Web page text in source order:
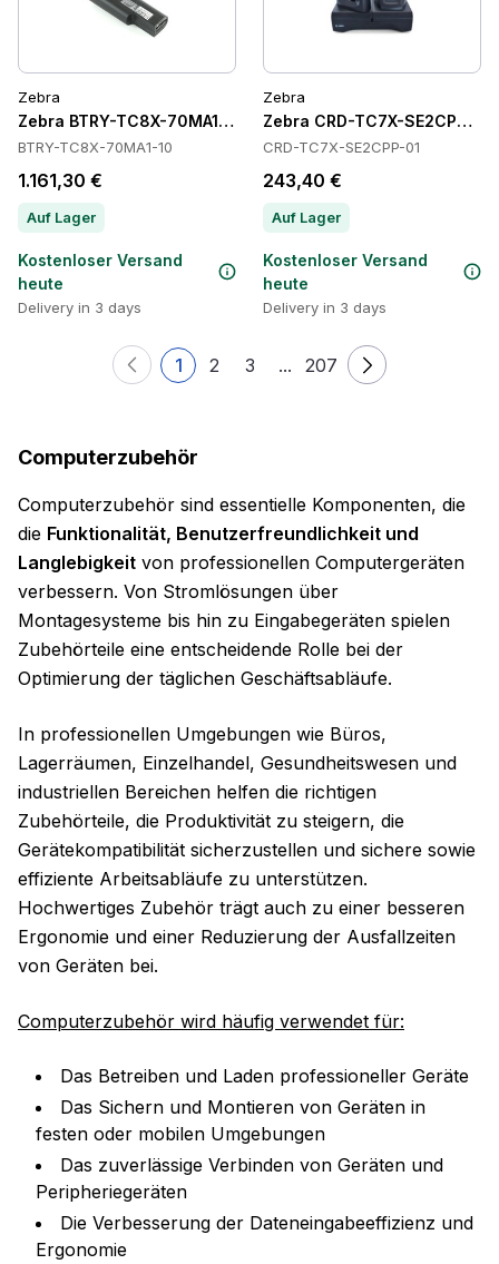
Zebra
Zebra BTRY-TC8X-70MA1-10 Batteries
BTRY-TC8X-70MA1-10
1.161,30 €
Auf Lager
Kostenloser Versand
heute
Delivery in 3 days
Zebra
Zebra CRD-TC7X-SE2CPP-
CRD-TC7X-SE2CPP-01
243,40 €
Auf Lager
Kostenloser Versand
heute
Delivery in 3 days
1 2 3 ... 207
Computerzubehör
Computerzubehör sind essentielle Komponenten, die
die Funktionalität, Benutzerfreundlichkeit und
Langlebigkeit von professionellen Computergeräten
verbessern. Von Stromlösungen über
Montagesysteme bis hin zu Eingabegeräten spielen
Zubehörteile eine entscheidende Rolle bei der
Optimierung der täglichen Geschäftsabläufe.
In professionellen Umgebungen wie Büros,
Lagerräumen, Einzelhandel, Gesundheitswesen und
industriellen Bereichen helfen die richtigen
Zubehörteile, die Produktivität zu steigern, die
Gerätekompatibilität sicherzustellen und sichere sowie
effiziente Arbeitsabläufe zu unterstützen.
Hochwertiges Zubehör trägt auch zu einer besseren
Ergonomie und einer Reduzierung der Ausfallzeiten
von Geräten bei.
Computerzubehör wird häufig verwendet für:
Das Betreiben und Laden professioneller Geräte
Das Sichern und Montieren von Geräten in
festen oder mobilen Umgebungen
Das zuverlässige Verbinden von Geräten und
Peripheriegeräten
Die Verbesserung der Dateneingabeeffizienz und
Ergonomie